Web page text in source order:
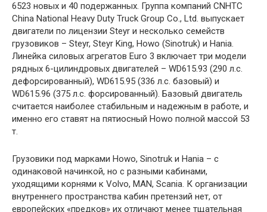
6523 новых и 40 подержанных. Группа компаний CNHTC
China National Heavy Duty Truck Group Co., Ltd. выпускает
двигатели по лицензии Steyr и несколько семейств
грузовиков – Steyr, Steyr King, Howo (Sinotruk) и Hania.
Линейка силовых агрегатов Euro 3 включает три модели
рядных 6-цилиндровых двигателей – WD615.93 (290 л.с.
дефорсированный), WD615.95 (336 л.с. базовый) и
WD615.96 (375 л.с. форсированный). Базовый двигатель
считается наиболее стабильным и надежным в работе, и
именно его ставят на пятиосный Howo полной массой 53
т.
Грузовики под марками Howo, Sinotruk и Hania – с
одинаковой начинкой, но с разными кабинами,
уходящими корнями к Volvo, MAN, Scania. К организации
внутреннего пространства кабин претензий нет, от
европейских «предков» их отличают менее тщательная